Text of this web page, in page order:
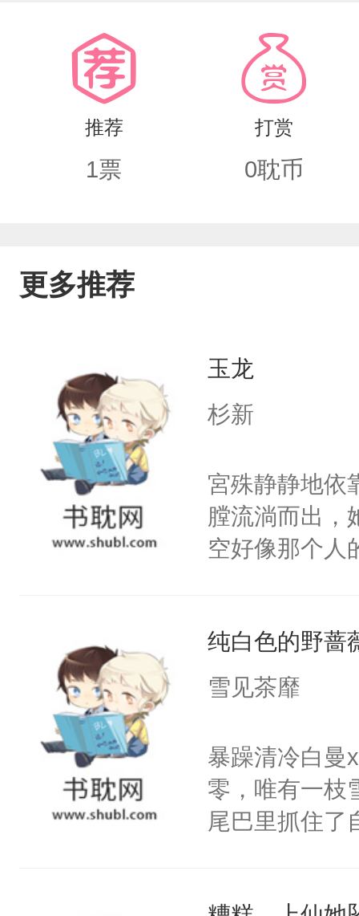
推荐
1票
打赏
0耽币
更多推荐
玉龙
杉新
宮殊静静地依
膛流淌而出，
空好像那个人
使劲，蝴蝶近
随着宮殊的体
脸上依旧挂着
防的爱情，天
可到头来她
吹拂而过，香
殊的指尖。清
纯白色的野蔷
雪见茶靡
暴躁清冷白曼
零，唯有一枝
尾巴里抓住了